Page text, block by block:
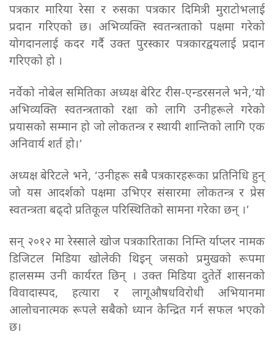
पत्रकार मारिया रेसा र रुसका पत्रकार दिमित्री मुराटोभलाई
प्रदान गरिएको छ। अभिव्यक्ति स्वतन्त्रताको पक्षमा गरेको
योगदानलाई कदर गर्दै उक्त पुरस्कार पत्रकारद्वयलाई प्रदान
गरिएको हो ।
नर्वेको नोबेल समितिका अध्यक्ष बेरिट रीस-एन्डरसनले भने,‘यो
अभिव्यक्ति स्वतन्त्रताको रक्षा को लागि उनीहरूले गरेको
प्रयासको सम्मान हो जो लोकतन्त्र र स्थायी शान्तिको लागि एक
अनिवार्य शर्त हो।’
अध्यक्ष बेरिटले भने, ‘उनीहरू सबै पत्रकारहरूका प्रतिनिधि हुन्
जो यस आदर्शको पक्षमा उभिएर संसारमा लोकतन्त्र र प्रेस
स्वतन्त्रता बढ्दो प्रतिकूल परिस्थितिको सामना गरेका छन् ।’
सन् २०१२ मा रेस्साले खोज पत्रकारिताका निम्ति र्याप्लर नामक
डिजिटल मिडिया खोलेकी थिइन् जसको प्रमुखको रूपमा
हालसम्म उनी कार्यरत छिन् । उक्त मिडिया दुतेर्ते शासनको
विवादास्पद, हत्यारा र लागूऔषधविरोधी अभियानमा
आलोचनात्मक रूपले सबैको ध्यान केन्द्रित गर्न सफल भएको
छ।